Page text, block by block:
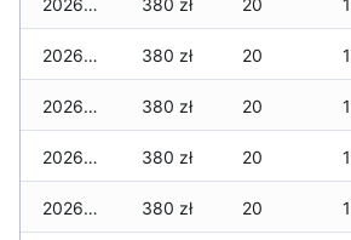
2026-07-21 380 zł 20
2026-07-20 380 zł 20
2026-07-18 380 zł 20
2026-07-17 380 zł 20
2026-07-16 380 zł 20